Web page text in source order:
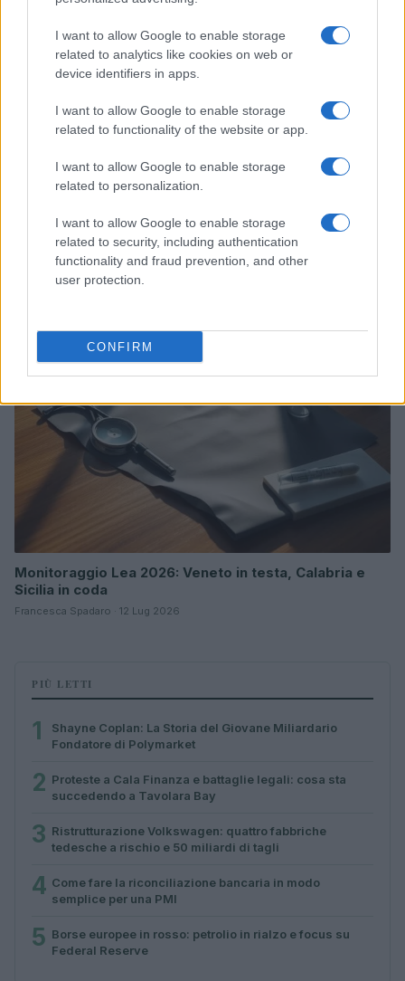
I want to allow Google to enable storage
related to analytics like cookies on web or
device identifiers in apps.
I want to allow Google to enable storage
related to functionality of the website or app.
I want to allow Google to enable storage
related to personalization.
I want to allow Google to enable storage
related to security, including authentication
functionality and fraud prevention, and other
user protection.
CONFIRM
Come le tensioni in Medio Oriente e gli investimenti in
AI stanno influenzando l’economia globale
Francesca Spadaro · 24 Lug 2026
Monitoraggio Lea 2026: Veneto in testa, Calabria e
Sicilia in coda
Francesca Spadaro · 12 Lug 2026
PIÙ LETTI
1
Shayne Coplan: La Storia del Giovane Miliardario
Fondatore di Polymarket
2 Proteste a Cala Finanza e battaglie legali: cosa sta
succedendo a Tavolara Bay
3 Ristrutturazione Volkswagen: quattro fabbriche
tedesche a rischio e 50 miliardi di tagli
4 Come fare la riconciliazione bancaria in modo
semplice per una PMI
5 Borse europee in rosso: petrolio in rialzo e focus su
Federal Reserve